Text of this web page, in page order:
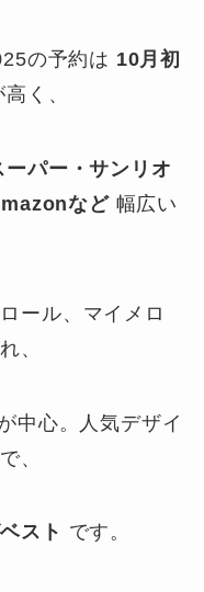
の予約は 10月初
く、
ーパー・サンリオ
など幅広い
ール、マイメロ
、
中心。人気デザイ
、
スト です。